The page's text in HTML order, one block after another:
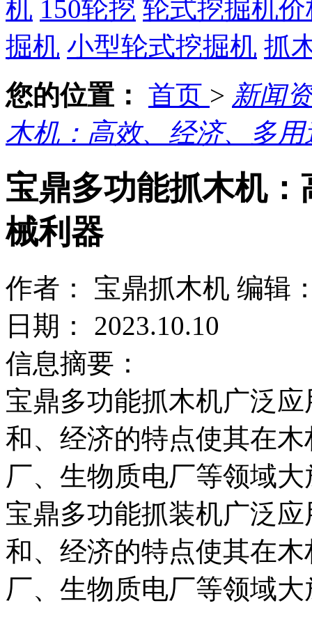
机 150轮挖 轮式挖掘机
掘机 小型轮式挖掘机 抓
您的位置： 首页 > 新闻
木机：高效、经济、多
宝鼎多功能抓木机
械利器
作者： 宝鼎抓木机 编辑
日期： 2023.10.10
信息摘要：
宝鼎多功能抓木机广泛
和、经济的特点使其在
厂、生物质电厂等领域
宝鼎多功能抓装机广泛
和、经济的特点使其在
厂、生物质电厂等领域